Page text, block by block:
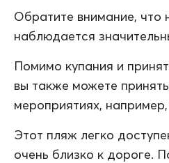
Обратите внимание, что
наблюдается
Помимо купания и
вы также можете
мероприятиях,
Этот пляж легко
очень близко к дороге.